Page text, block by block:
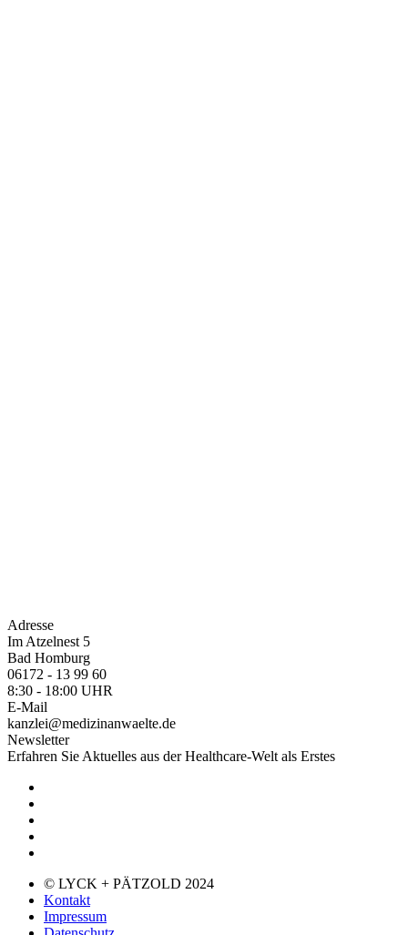
Adresse
Im Atzelnest 5
Bad Homburg
06172 - 13 99 60
8:30 - 18:00 UHR
E-Mail
kanzlei@medizinanwaelte.de
Newsletter
Erfahren Sie Aktuelles aus der Healthcare-Welt als Erstes
© LYCK + PÄTZOLD 2024
Kontakt
Impressum